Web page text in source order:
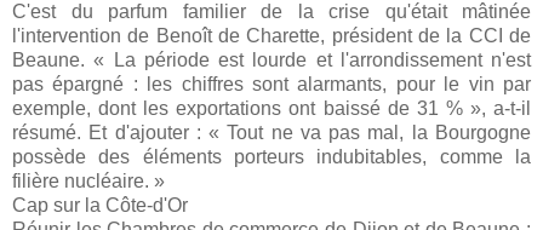
C'est du parfum familier de la crise qu'était mâtinée
l'intervention de Benoît de Charette, président de la CCI de
Beaune. « La période est lourde et l'arrondissement n'est
pas épargné : les chiffres sont alarmants, pour le vin par
exemple, dont les exportations ont baissé de 31 % », a-t-il
résumé. Et d'ajouter : « Tout ne va pas mal, la Bourgogne
possède des éléments porteurs indubitables, comme la
filière nucléaire. »
Cap sur la Côte-d'Or